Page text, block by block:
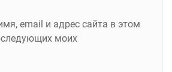
email и адрес сайта в этом
моих